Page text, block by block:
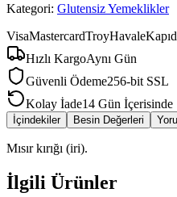
Kategori: Glutensiz Yemeklikler
VisaMastercardTroyHavale
Hızlı KargoAynı Gün
Güvenli Ödeme256-bit SSL
Kolay İade14 Gün İçerisinde
İçindekiler Besin Değerleri
Mısır kırığı (iri).
İlgili Ürünler